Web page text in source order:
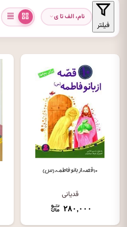
فیلتر
نام، الف تا ی
۱۰ قصه از بانو فاطمه (س)
قدیانی
۲۸۰,۰۰۰